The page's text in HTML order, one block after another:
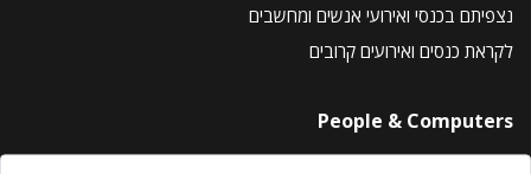
נצפיתם בכנסי ואירועי אנשים ומחשבים
לקראת כנסים ואירועים קרובים
People & Computers
About Us